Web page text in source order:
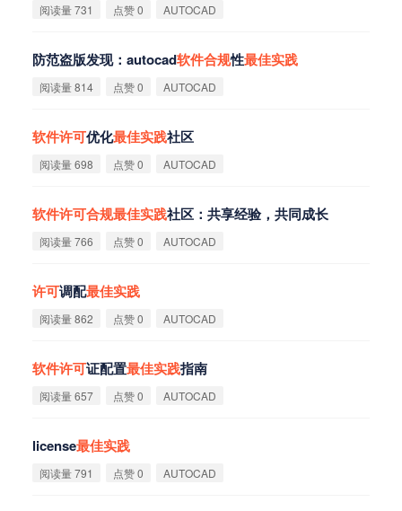
阅读量 731 点赞 0 AUTOCAD
防范盗版发现：autocad软件合规性最佳实践
阅读量 814 点赞 0 AUTOCAD
软件许可优化最佳实践社区
阅读量 698 点赞 0 AUTOCAD
软件许可合规最佳实践社区：共享经验，共同成长
阅读量 766 点赞 0 AUTOCAD
许可调配最佳实践
阅读量 862 点赞 0 AUTOCAD
软件许可证配置最佳实践指南
阅读量 657 点赞 0 AUTOCAD
license最佳实践
阅读量 791 点赞 0 AUTOCAD